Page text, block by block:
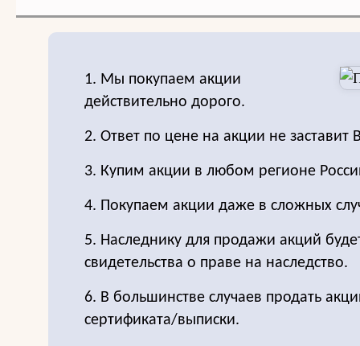
1. Мы покупаем акции
действительно дорого.
2. Ответ по цене на акции не заставит
3. Купим акции в любом регионе
4. Покупаем акции даже в сложных
5. Наследнику для продажи акций
свидетельства о праве на наследство.
6. В большинстве случаев продать
сертификата/выписки.